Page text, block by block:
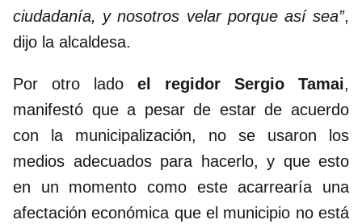
ciudadanía, y nosotros velar porque así sea”,
dijo la alcaldesa.
Por otro lado el regidor Sergio Tamai,
manifestó que a pesar de estar de acuerdo
con la municipalización, no se usaron los
medios adecuados para hacerlo, y que esto
en un momento como este acarrearía una
afectación económica que el municipio no está